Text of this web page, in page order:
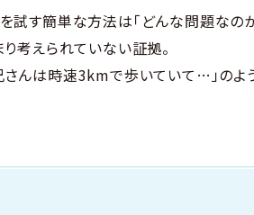
試す簡単な方法は「どんな問題なのか
考えられていない証拠。
さんは時速3kmで歩いていて…」の